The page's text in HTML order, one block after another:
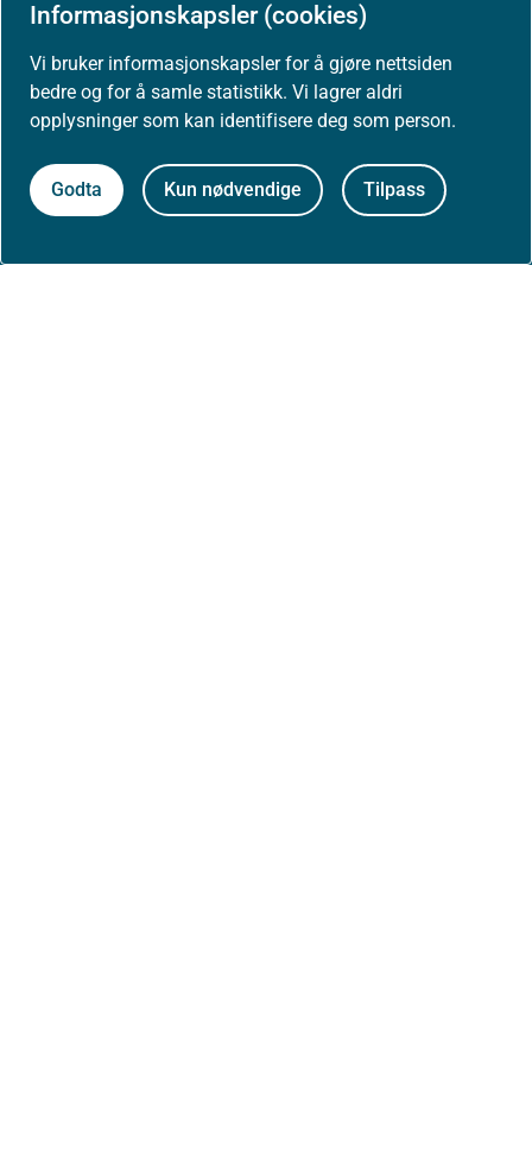
Informasjonskapsler (cookies)
Vi bruker informasjonskapsler for å gjøre nettsiden
bedre og for å samle statistikk. Vi lagrer aldri
opplysninger som kan identifisere deg som person.
Godta Kun nødvendige Tilpass
Helsedirektoratet
Postboks 220, Skøyen
0213 Oslo
Aktuelt